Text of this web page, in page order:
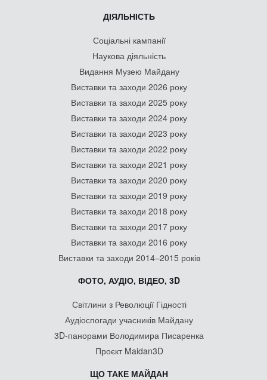
ДІЯЛЬНІСТЬ
Соціальні кампанії
Наукова діяльність
Видання Музею Майдану
Виставки та заходи 2026 року
Виставки та заходи 2025 року
Виставки та заходи 2024 року
Виставки та заходи 2023 року
Виставки та заходи 2022 року
Виставки та заходи 2021 року
Виставки та заходи 2020 року
Виставки та заходи 2019 року
Виставки та заходи 2018 року
Виставки та заходи 2017 року
Виставки та заходи 2016 року
Виставки та заходи 2014–2015 років
ФОТО, АУДІО, ВІДЕО, 3D
Світлини з Революції Гідності
Аудіоспогади учасників Майдану
3D-панорами Володимира Писаренка
Проєкт Maidan3D
ЩО ТАКЕ МАЙДАН